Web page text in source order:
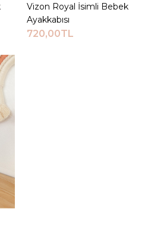
JEEYMI BABY
Somon Taşlı Beyaz Shine
İsimli Bebek Ayakkabısı
Sepete Ekle
Vizon Royal İsimli Bebek
Ayakkabısı
720,00TL